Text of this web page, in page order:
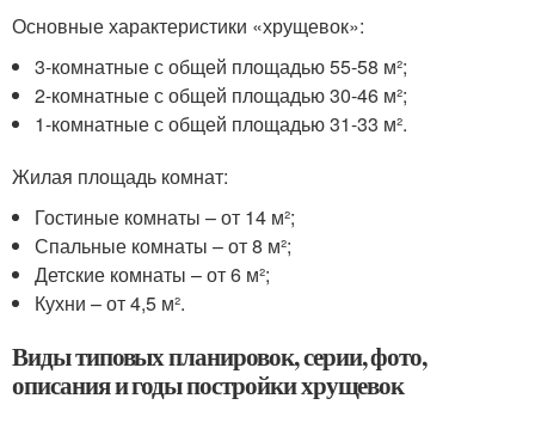
Основные характеристики «хрущевок»:
3-комнатные с общей площадью 55-58 м²;
2-комнатные с общей площадью 30-46 м²;
1-комнатные с общей площадью 31-33 м².
Жилая площадь комнат:
Гостиные комнаты – от 14 м²;
Спальные комнаты – от 8 м²;
Детские комнаты – от 6 м²;
Кухни – от 4,5 м².
Виды типовых планировок, серии, фото,
описания и годы постройки хрущевок